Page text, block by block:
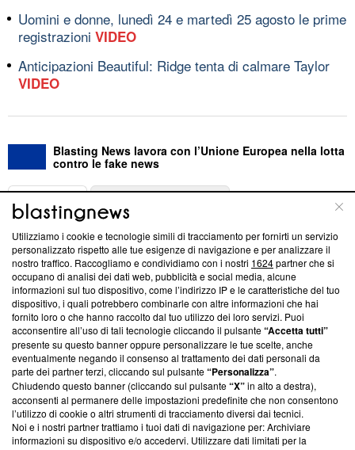
Uomini e donne, lunedì 24 e martedì 25 agosto le prime
registrazioni VIDEO
Anticipazioni Beautiful: Ridge tenta di calmare Taylor
VIDEO
Blasting News lavora con l’Unione Europea nella lotta
contro le fake news
ABOUT
Questa sezione offre informazioni trasparenti su Blasting
News, sui nostri processi editoriali e su come ci impegniamo a
creare news di qualità. Inoltre, afferma la nostra aderenza a
‘Trust Project - News with Integrity’Blasting News non è
ancora membro del programma, ma ha richiesto di farne
parte; Trust Project non ha ancora effettuato una verifica di
conformità agli standard.
Su di noi
Team editoriale
Corporate
Utilizziamo i cookie e tecnologie simili di tracciamento per fornirti un servizio
personalizzato rispetto alle tue esigenze di navigazione e per analizzare il
nostro traffico. Raccogliamo e condividiamo con i nostri 1624partner che si
occupano di analisi dei dati web, pubblicità e social media, alcune
informazioni sul tuo dispositivo, come l’indirizzo IP e le caratteristiche del tuo
dispositivo, i quali potrebbero combinarle con altre informazioni che hai
fornito loro o che hanno raccolto dal tuo utilizzo dei loro servizi. Puoi
acconsentire all’uso di tali tecnologie cliccando il pulsante“Accetta tutti”
presente su questo banner oppure personalizzare le tue scelte, anche
eventualmente negando il consenso al trattamento dei dati personali da
parte dei partner terzi, cliccando sul pulsante“Personalizza”.
Chiudendo questo banner (cliccando sul pulsante“X”in alto a destra),
acconsenti al permanere delle impostazioni predefinite che non consentono
l’utilizzo di cookie o altri strumenti di tracciamento diversi dai tecnici.
Noi e i nostri partner trattiamo i tuoi dati di navigazione per: Archiviare
informazioni su dispositivo e/o accedervi. Utilizzare dati limitati per la